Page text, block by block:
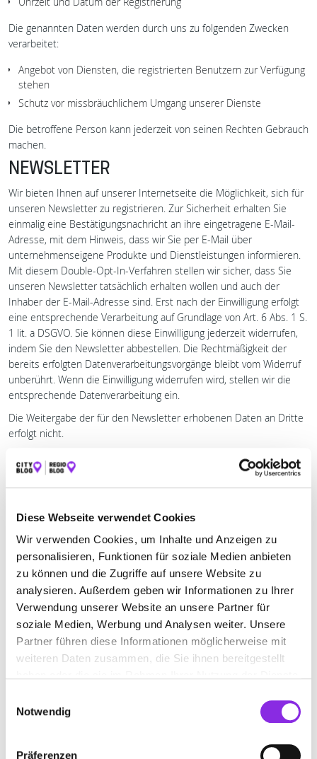
Diese Webseite verwendet Cookies
Wir verwenden Cookies, um Inhalte und Anzeigen zu
personalisieren, Funktionen für soziale Medien anbieten
zu können und die Zugriffe auf unsere Website zu
analysieren. Außerdem geben wir Informationen zu Ihrer
Verwendung unserer Website an unsere Partner für
soziale Medien, Werbung und Analysen weiter. Unsere
Partner führen diese Informationen möglicherweise mit
weiteren Daten zusammen, die Sie ihnen bereitgestellt
Notwendig
Präferenzen
Uhrzeit und Datum der Registrierung
Die genannten Daten werden durch uns zu folgenden Zwecken
verarbeitet:
Angebot von Diensten, die registrierten Benutzern zur Verfügung
stehen
Schutz vor missbräuchlichem Umgang unserer Dienste
Die betroffene Person kann jederzeit von seinen Rechten Gebrauch
machen.
NEWSLETTER
Wir bieten Ihnen auf unserer Internetseite die Möglichkeit, sich für
unseren Newsletter zu registrieren. Zur Sicherheit erhalten Sie
einmalig eine Bestätigungsnachricht an ihre eingetragene E-Mail-
Adresse, mit dem Hinweis, dass wir Sie per E-Mail über
unternehmenseigene Produkte und Dienstleistungen informieren.
Mit diesem Double-Opt-In-Verfahren stellen wir sicher, dass Sie
unseren Newsletter tatsächlich erhalten wollen und auch der
Inhaber der E-Mail-Adresse sind. Erst nach der Einwilligung erfolgt
eine entsprechende Verarbeitung auf Grundlage von Art. 6 Abs. 1 S.
1 lit. a DSGVO. Sie können diese Einwilligung jederzeit widerrufen,
indem Sie den Newsletter abbestellen. Die Rechtmäßigkeit der
bereits erfolgten Datenverarbeitungsvorgänge bleibt vom Widerruf
unberührt. Wenn die Einwilligung widerrufen wird, stellen wir die
entsprechende Datenverarbeitung ein.
Die Weitergabe der für den Newsletter erhobenen Daten an Dritte
erfolgt nicht.
CLEVERREACH
Diese Website nutzt CleverReach für den Versand von Newslettern.
Rastede. CleverReach ist ein Dienst, mit dem der
Newsletterversand organisiert und analysiert werden kann. Die von
Ihnen zwecks Newsletterbezug eingegebenen Daten (E-Mail-
Adresse) werden auf den Servern von CleverReach in Deutschland
bzw. Irland gespeichert. Darüber hinaus werden folgende Daten
gespeichert:
IP-Adresse
Uhrzeit und Datum der Anmeldung
Die genannten Daten werden durch uns zu folgenden Zwecken
Versand des Newsletters
die Analyse des Verhaltens der Newsletterempfänger. Hierbei kann